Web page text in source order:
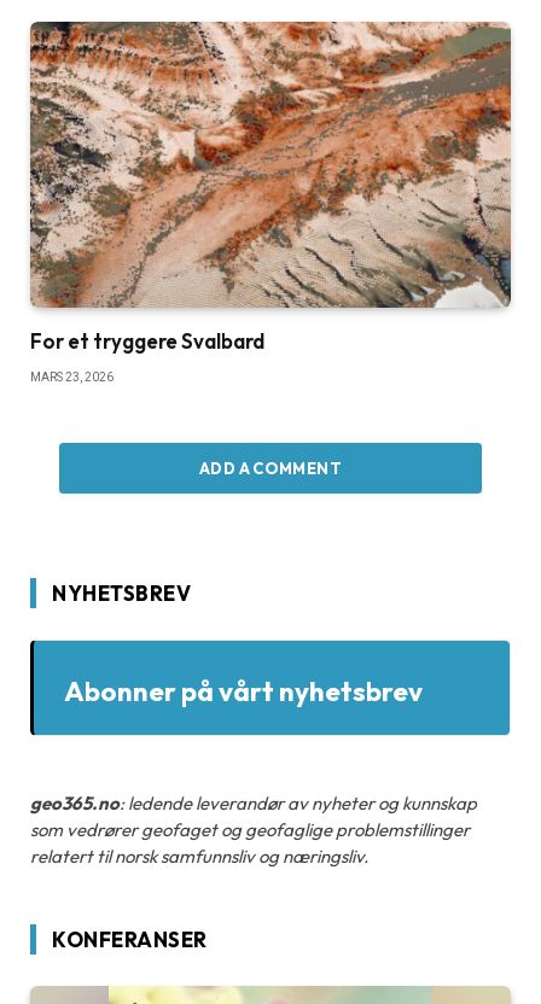
For et tryggere Svalbard
MARS 23, 2026
ADD A COMMENT
NYHETSBREV
Abonner på vårt nyhetsbrev
geo365.no: ledende leverandør av nyheter og kunnskap
som vedrører geofaget og geofaglige problemstillinger
relatert til norsk samfunnsliv og næringsliv.
KONFERANSER